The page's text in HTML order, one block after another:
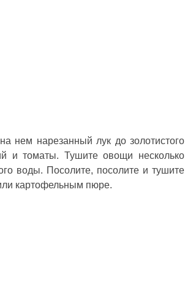
нем нарезанный лук до золотистого
и томаты. Тушите овощи несколько
воды. Посолите, посолите и тушите
картофельным пюре.